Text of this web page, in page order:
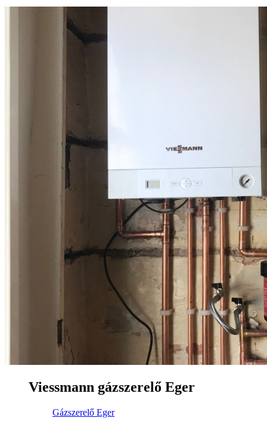
Viessmann gázszerelő Eger
Gázszerelő Eger